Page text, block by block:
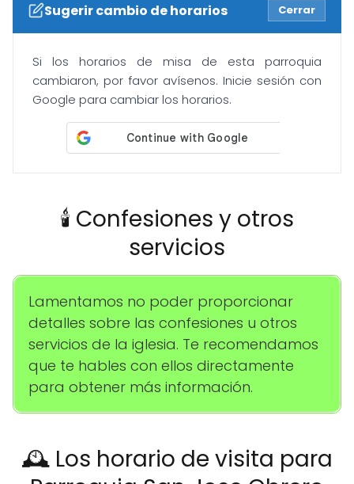
Sugerir cambio de horarios Cerrar
Si los horarios de misa de esta parroquia
cambiaron, por favor avísenos. Inicie sesión con
Google para cambiar los horarios.
🕯️ Confesiones y otros
servicios
Lamentamos no poder proporcionar
detalles sobre las confesiones u otros
servicios de la iglesia. Te recomendamos
que te hables con ellos directamente
para obtener más información.
🕰️ Los horario de visita para